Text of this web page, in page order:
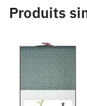
Produits